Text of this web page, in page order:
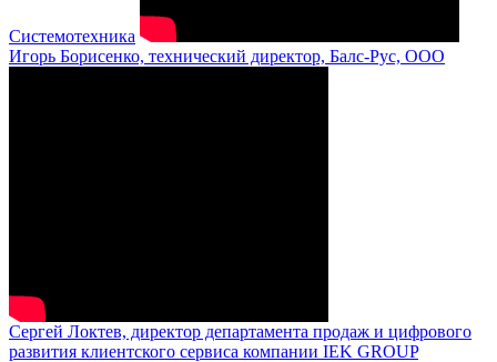
Системотехника
Игорь Борисенко, технический директор, Балс-Рус, ООО
Сергей Локтев, директор департамента продаж и цифрового
развития клиентского сервиса компании IEK GROUP